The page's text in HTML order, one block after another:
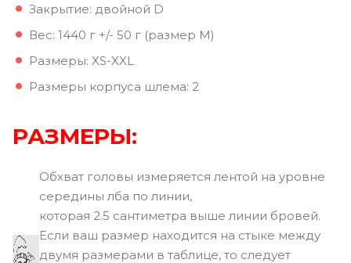
Закрытие: двойной D
Вес: 1440 г +/- 50 г (размер M)
Размеры: XS-XXL
Размеры корпуса шлема: 2
РАЗМЕРЫ:
Обхват головы измеряется лентой на уровне
середины лба по линии,
которая 2.5 сантиметра выше линии бровей.
Если ваш размер находится на стыке между
двумя размерами в таблице, то следует